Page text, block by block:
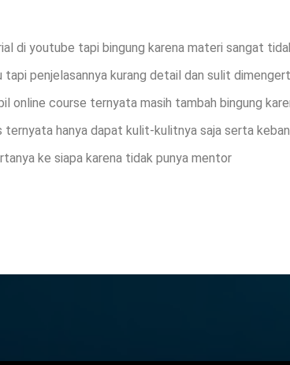
di youtube tapi bingung karena materi sangat
tapi penjelasannya kurang detail dan sulit
online course ternyata masih tambah bingung
ternyata hanya dapat kulit-kulitnya saja serta
ke siapa karena tidak punya mentor